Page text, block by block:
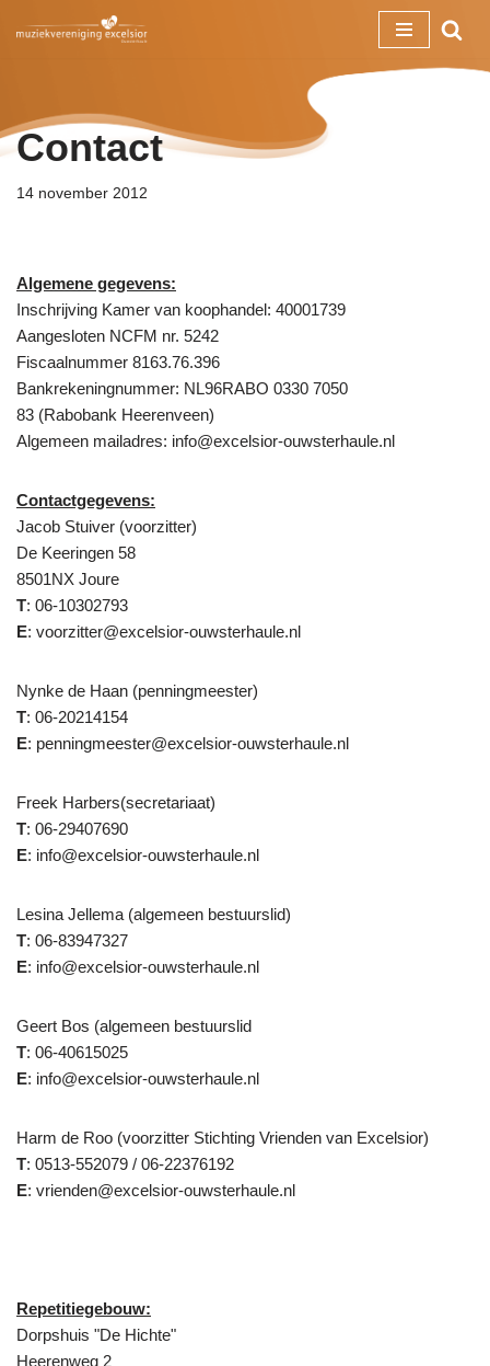
inhoud
Contact
14 november 2012
Algemene gegevens:
Inschrijving Kamer van koophandel: 40001739
Aangesloten NCFM nr. 5242
Fiscaalnummer 8163.76.396
Bankrekeningnummer: NL96RABO 0330 7050
83 (Rabobank Heerenveen)
Algemeen mailadres: info@excelsior-ouwsterhaule.nl
Contactgegevens:
Jacob Stuiver (voorzitter)
De Keeringen 58
8501NX Joure
T: 06-10302793
E: voorzitter@excelsior-ouwsterhaule.nl
Nynke de Haan (penningmeester)
T: 06-20214154
E: penningmeester@excelsior-ouwsterhaule.nl
Freek Harbers(secretariaat)
T: 06-29407690
E: info@excelsior-ouwsterhaule.nl
Lesina Jellema (algemeen bestuurslid)
T: 06-83947327
E: info@excelsior-ouwsterhaule.nl
Geert Bos (algemeen bestuurslid
T: 06-40615025
E: info@excelsior-ouwsterhaule.nl
Harm de Roo (voorzitter Stichting Vrienden van Excelsior)
T: 0513-552079 / 06-22376192
E: vrienden@excelsior-ouwsterhaule.nl
Repetitiegebouw:
Dorpshuis "De Hichte"
Heerenweg 2